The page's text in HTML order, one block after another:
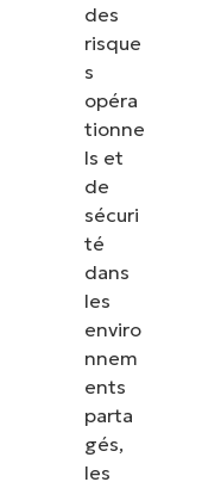
des
risque
s
opéra
tionne
ls et
de
sécuri
té
dans
les
enviro
nnem
ents
parta
gés,
les